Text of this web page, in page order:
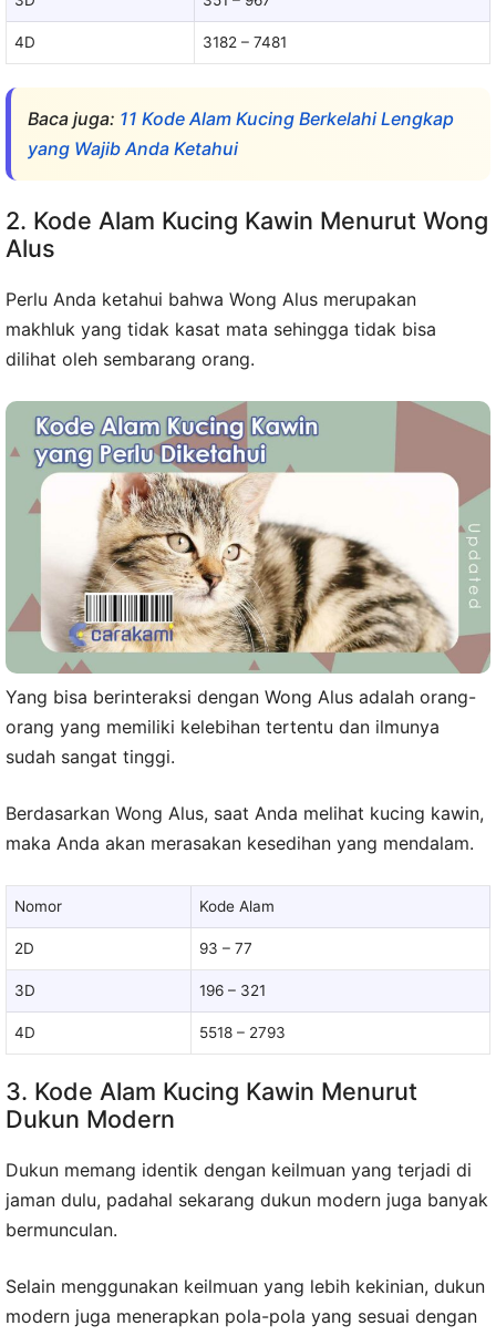
4D 3182 – 7481
Baca juga: 11 Kode Alam Kucing Berkelahi Lengkap
yang Wajib Anda Ketahui
2. Kode Alam Kucing Kawin Menurut Wong
Alus
Perlu Anda ketahui bahwa Wong Alus merupakan
makhluk yang tidak kasat mata sehingga tidak bisa
dilihat oleh sembarang orang.
Yang bisa berinteraksi dengan Wong Alus adalah orang-
orang yang memiliki kelebihan tertentu dan ilmunya
sudah sangat tinggi.
Berdasarkan Wong Alus, saat Anda melihat kucing kawin,
maka Anda akan merasakan kesedihan yang mendalam.
Nomor Kode Alam
2D 93 – 77
3D 196 – 321
4D 5518 – 2793
3. Kode Alam Kucing Kawin Menurut
Dukun Modern
Dukun memang identik dengan keilmuan yang terjadi di
jaman dulu, padahal sekarang dukun modern juga banyak
bermunculan.
Selain menggunakan keilmuan yang lebih kekinian, dukun
modern juga menerapkan pola-pola yang sesuai dengan